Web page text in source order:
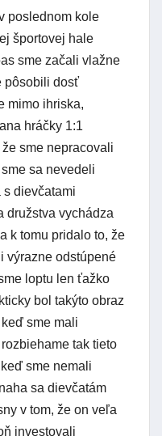
poslednom kole
športovej hale
sme začali vlažne
pôsobili dosť
mimo ihriska,
hráčky 1:1
sme nepracovali
sa nevedeli
dievčatami
družstva vychádza
k tomu pridalo to, že
výrazne odstúpené
loptu len ťažko
bol takýto obraz
sme mali
tak tieto
sme nemali
sa dievčatám
v tom, že on veľa
investovali